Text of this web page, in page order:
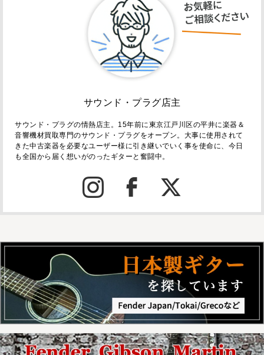
サウンド・プラグ店主
サウンド・プラグの情熱店主。15年前に東京江戸川区の平井に楽器＆
音響機材買取専門のサウンド・プラグをオープン。大事に使用されて
きた中古楽器を必要なユーザー様に引き継いでいく事を使命に、今日
も全国から届く想いがのったギターと奮闘中。